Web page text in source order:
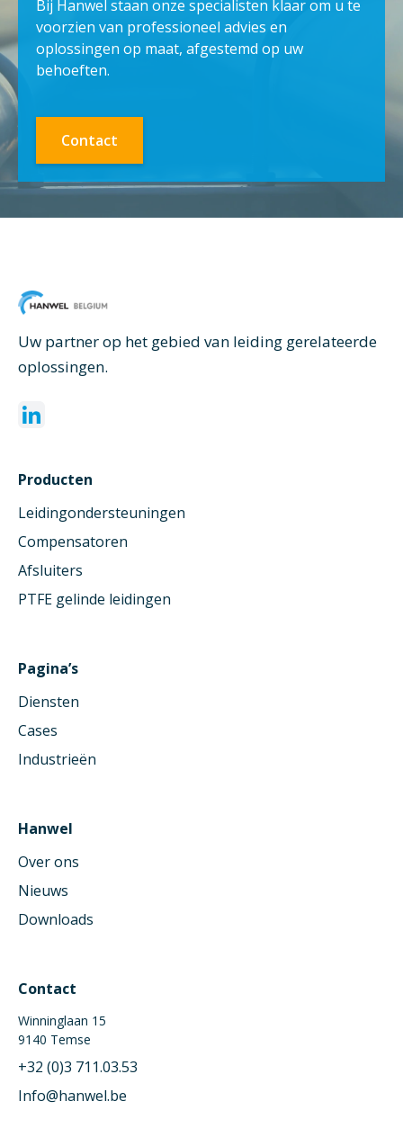
Bij Hanwel staan onze specialisten klaar om u te
voorzien van professioneel advies en
oplossingen op maat, afgestemd op uw
behoeften.
Contact
Uw partner op het gebied van leiding gerelateerde
oplossingen.
Producten
Leidingondersteuningen
Compensatoren
Afsluiters
PTFE gelinde leidingen
Pagina’s
Diensten
Cases
Industrieën
Hanwel
Over ons
Nieuws
Downloads
Contact
Winninglaan 15
9140 Temse
+32 (0)3 711.03.53
Info@hanwel.be